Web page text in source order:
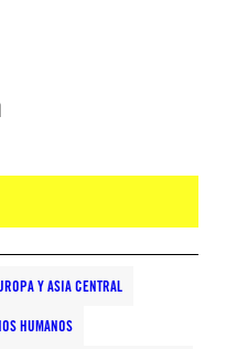
Y ASIA CENTRAL
HUMANOS